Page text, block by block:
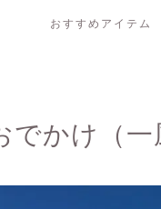
おすすめアイテム
かけ（一